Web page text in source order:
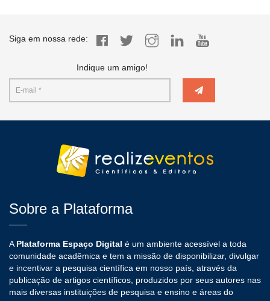
Siga em nossa rede:
Indique um amigo!
Sobre a Plataforma
A Plataforma Espaço Digital é um ambiente acessível a toda
comunidade acadêmica e tem a missão de disponibilizar, divulgar
e incentivar a pesquisa científica em nosso país, através da
publicação de artigos científicos, produzidos por seus autores nas
mais diversas instituições de pesquisa e ensino e áreas do